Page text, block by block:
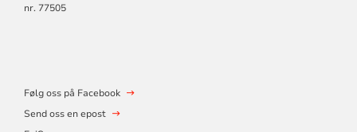
nr. 77505
Følg oss på Facebook
Send oss en epost